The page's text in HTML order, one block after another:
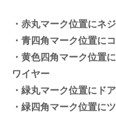
・赤丸マーク位置にネジ
・青四角マーク位置に
・黄色四角マーク位置
ワイヤー
・緑丸マーク位置にド
・緑四角マーク位置に